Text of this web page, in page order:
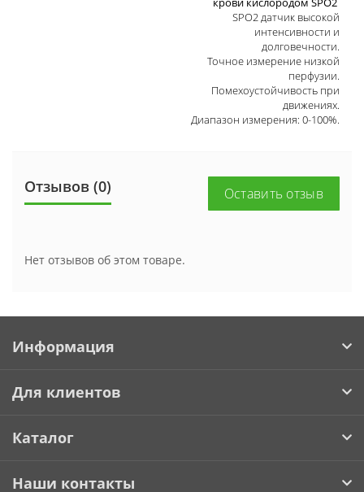
SPO2 датчик высокой
интенсивности и
долговечности.
Точное измерение низкой
перфузии.
Помехоустойчивость при
движениях.
Диапазон измерения: 0-100%.
Отзывов (0) Оставить отзыв
Нет отзывов об этом товаре.
Информация
Для клиентов
Каталог
Наши контакты